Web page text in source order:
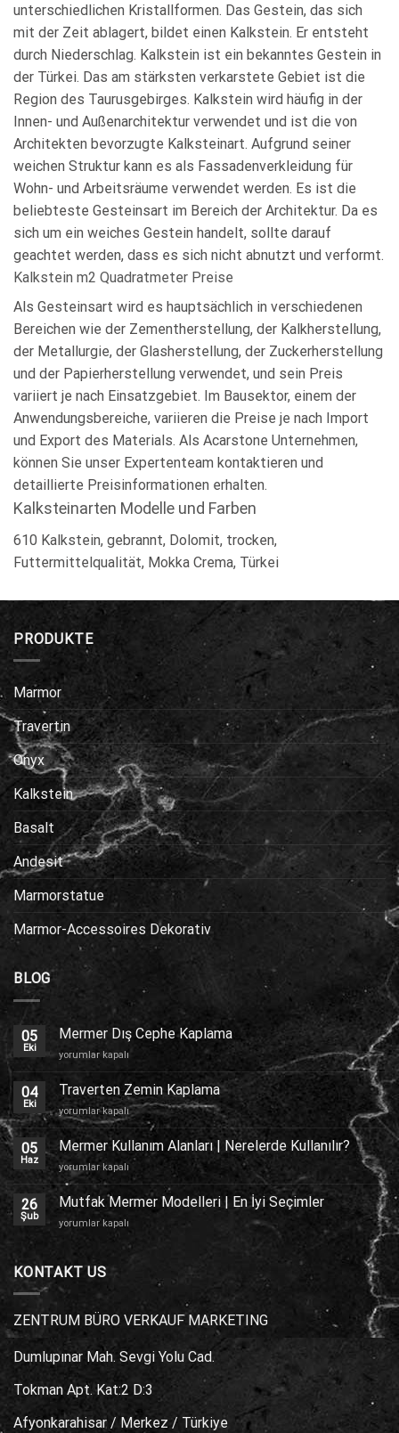
unterschiedlichen Kristallformen. Das Gestein, das sich
mit der Zeit ablagert, bildet einen Kalkstein. Er entsteht
durch Niederschlag. Kalkstein ist ein bekanntes Gestein in
der Türkei. Das am stärksten verkarstete Gebiet ist die
Region des Taurusgebirges. Kalkstein wird häufig in der
Innen- und Außenarchitektur verwendet und ist die von
Architekten bevorzugte Kalksteinart. Aufgrund seiner
weichen Struktur kann es als Fassadenverkleidung für
Wohn- und Arbeitsräume verwendet werden. Es ist die
beliebteste Gesteinsart im Bereich der Architektur. Da es
sich um ein weiches Gestein handelt, sollte darauf
geachtet werden, dass es sich nicht abnutzt und verformt.
Kalkstein m2 Quadratmeter Preise
Als Gesteinsart wird es hauptsächlich in verschiedenen
Bereichen wie der Zementherstellung, der Kalkherstellung,
der Metallurgie, der Glasherstellung, der Zuckerherstellung
und der Papierherstellung verwendet, und sein Preis
variiert je nach Einsatzgebiet. Im Bausektor, einem der
Anwendungsbereiche, variieren die Preise je nach Import
und Export des Materials. Als Acarstone Unternehmen,
können Sie unser Expertenteam kontaktieren und
detaillierte Preisinformationen erhalten.
Kalksteinarten Modelle und Farben
610 Kalkstein, gebrannt, Dolomit, trocken,
Futtermittelqualität, Mokka Crema, Türkei
PRODUKTE
Marmor
Travertin
Onyx
Kalkstein
Basalt
Andesit
Marmorstatue
Marmor-Accessoires Dekorativ
BLOG
05
Eki
Mermer Dış Cephe Kaplama
Mermer
Dış
Cephe
Kaplama
için
yorumlar kapalı
04
Eki
Traverten Zemin Kaplama
Traverten
Zemin
Kaplama
için
yorumlar kapalı
05
Haz
Mermer Kullanım Alanları | Nerelerde Kullanılır?
Mermer
Kullanım
Alanları
Nerelerde
yorumlar kapalı
26
Şub
Mutfak Mermer Modelleri | En İyi Seçimler
Mutfak
Mermer
|
Seçimler
için
yorumlar kapalı
KONTAKT US
ZENTRUM BÜRO VERKAUF MARKETING
Dumlupınar Mah. Sevgi Yolu Cad.
Tokman Apt. Kat:2 D:3
Afyonkarahisar / Merkez / Türkiye